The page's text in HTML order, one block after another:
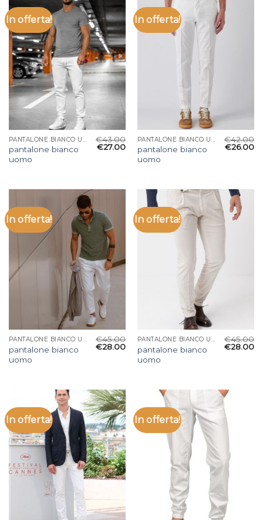
In offerta!
PANTALONE BIANCO UOMO
pantalone bianco
uomo
€43.00
€27.00
In offerta!
PANTALONE BIANCO UOMO
pantalone bianco
uomo
€42.00
€26.00
In offerta!
PANTALONE BIANCO UOMO
pantalone bianco
uomo
€45.00
€28.00
In offerta!
PANTALONE BIANCO UOMO
pantalone bianco
uomo
€45.00
€28.00
In offerta! In offerta!